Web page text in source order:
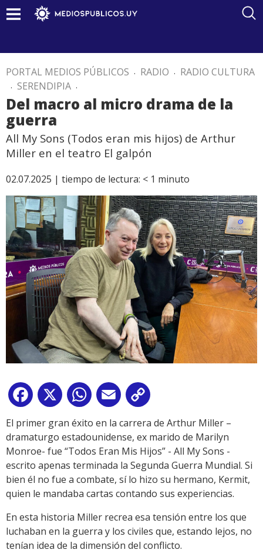
PORTAL MEDIOS PÚBLICOS . RADIO . RADIO CULTURA
. SERENDIPIA .
Del macro al micro drama de la
guerra
All My Sons (Todos eran mis hijos) de Arthur
Miller en el teatro El galpón
02.07.2025 | tiempo de lectura: < 1 minuto
Facebook
X WhatsApp
Email
Link
El primer gran éxito en la carrera de Arthur Miller –
dramaturgo estadounidense, ex marido de Marilyn
Monroe- fue “Todos Eran Mis Hijos” - All My Sons -
escrito apenas terminada la Segunda Guerra Mundial. Si
bien él no fue a combate, sí lo hizo su hermano, Kermit,
quien le mandaba cartas contando sus experiencias.
En esta historia Miller recrea esa tensión entre los que
luchaban en la guerra y los civiles que, estando lejos, no
tenían idea de la dimensión del conflicto.